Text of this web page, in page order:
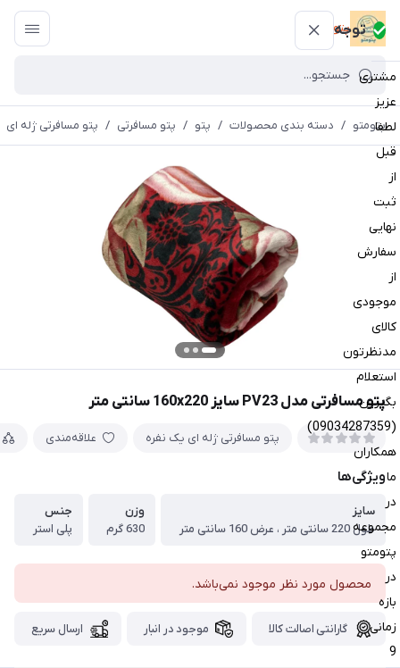
توجه
مشتری
عزیز
لطفا
قبل
از
ثبت
نهایی
سفارش
از
موجودی
کالای
مدنظرتون
استعلام
بگیرین
(09034287359)
همکاران
ما
در
مجموعه
پتومتو
در
بازه
زمانی
9
پتومتو
پتومتو / دسته بندی محصولات / پتو / پتو مسافرتی / پتو مسافرتی ژله ای
پتو مسافرتی مدل PV23 سایز 160x220 سانتی متر
پتو مسافرتی ژله ای یک نفره علاقه‌مندی
ویژگی‌ها
سایز
طول 220 سانتی متر ، عرض 160 سانتی متر
وزن
630 گرم
جنس
پلی استر
محصول مورد نظر موجود نمی‌باشد.
گارانتی اصالت کالا موجود در انبار ارسال سریع